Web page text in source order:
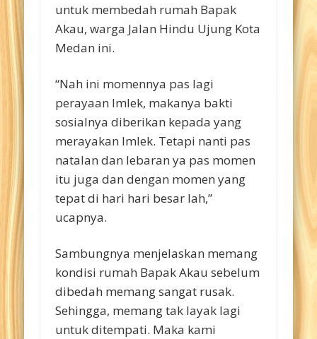
untuk membedah rumah Bapak
Akau, warga Jalan Hindu Ujung Kota
Medan ini.
“Nah ini momennya pas lagi
perayaan Imlek, makanya bakti
sosialnya diberikan kepada yang
merayakan Imlek. Tetapi nanti pas
natalan dan lebaran ya pas momen
itu juga dan dengan momen yang
tepat di hari hari besar lah,”
ucapnya.
Sambungnya menjelaskan memang
kondisi rumah Bapak Akau sebelum
dibedah memang sangat rusak.
Sehingga, memang tak layak lagi
untuk ditempati. Maka kami